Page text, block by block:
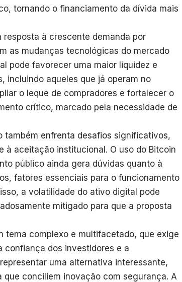
tornando o financiamento da dívida mais
resposta à crescente demanda por
as mudanças tecnológicas do mercado
pode favorecer uma maior liquidez e
incluindo aqueles que já operam no
o leque de compradores e fortalecer o
crítico, marcado pela necessidade de
também enfrenta desafios significativos,
à aceitação institucional. O uso do Bitcoin
público ainda gera dúvidas quanto à
fatores essenciais para o funcionamento
a volatilidade do ativo digital pode
mitigado para que a proposta
tema complexo e multifacetado, que exige
confiança dos investidores e a
uma alternativa interessante,
conciliem inovação com segurança. A